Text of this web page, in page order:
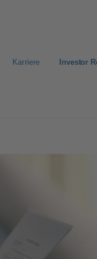
Karriere Investor